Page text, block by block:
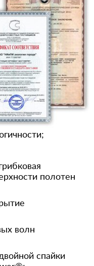
полотен
волн
спайки